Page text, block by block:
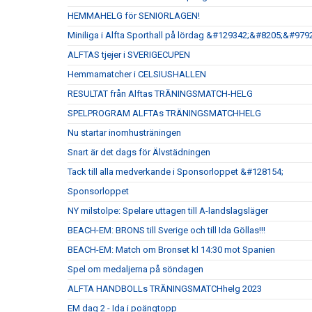
HEMMAHELG för SENIORLAGEN!
Miniliga i Alfta Sporthall på lördag
ALFTAS tjejer i SVERIGECUPEN
Hemmamatcher i CELSIUSHALLEN
RESULTAT från Alftas TRÄNINGSMATCH-HELG
SPELPROGRAM ALFTAs TRÄNINGSMATCHHELG
Nu startar inomhusträningen
Snart är det dags för Älvstädningen
Tack till alla medverkande i Sponsorloppet &#128154;
Sponsorloppet
NY milstolpe: Spelare uttagen till A-landslagsläger
BEACH-EM: BRONS till Sverige och till Ida Göllas!!!
BEACH-EM: Match om Bronset kl 14:30 mot Spanien
Spel om medaljerna på söndagen
ALFTA HANDBOLLs TRÄNINGSMATCHhelg 2023
EM dag 2 - Ida i poängtopp